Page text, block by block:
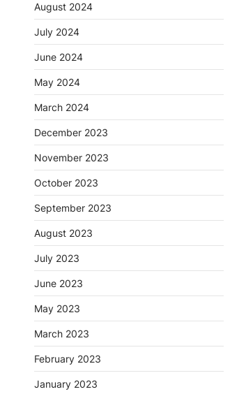
August 2024
July 2024
June 2024
May 2024
March 2024
December 2023
November 2023
October 2023
September 2023
August 2023
July 2023
June 2023
May 2023
March 2023
February 2023
January 2023